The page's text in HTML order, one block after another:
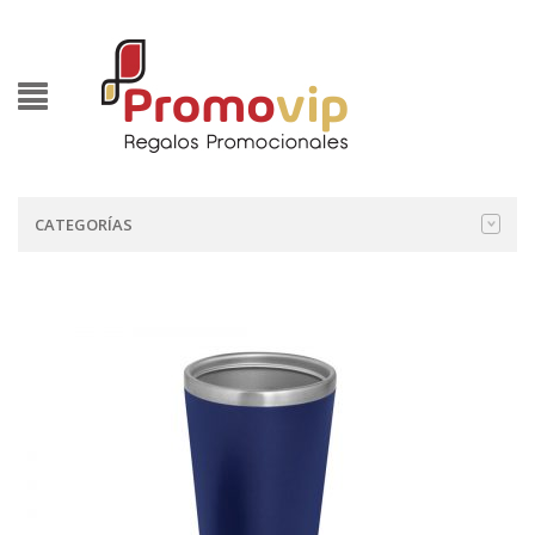
CATEGORÍAS